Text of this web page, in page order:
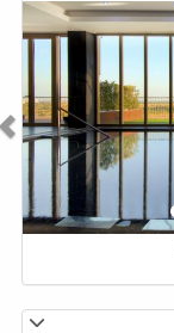
Anterior